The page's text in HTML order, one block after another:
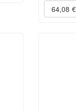
64,08 €